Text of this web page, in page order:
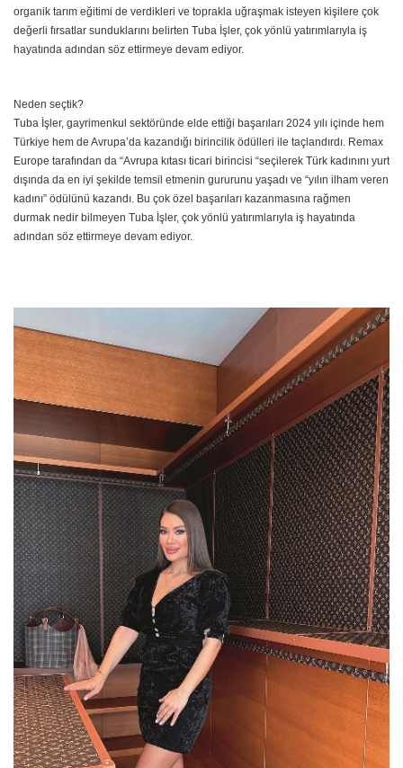
organik tarım eğitimi de verdikleri ve toprakla uğraşmak isteyen kişilere çok
değerli fırsatlar sunduklarını belirten Tuba İşler, çok yönlü yatırımlarıyla iş
hayatında adından söz ettirmeye devam ediyor.
Neden seçtik?
Tuba İşler, gayrimenkul sektöründe elde ettiği başarıları 2024 yılı içinde hem
Türkiye hem de Avrupa’da kazandığı birincilik ödülleri ile taçlandırdı. Remax
Europe tarafından da “Avrupa kıtası ticari birincisi “seçilerek Türk kadınını yurt
dışında da en iyi şekilde temsil etmenin gururunu yaşadı ve “yılın ilham veren
kadını” ödülünü kazandı. Bu çok özel başarıları kazanmasına rağmen
durmak nedir bilmeyen Tuba İşler, çok yönlü yatırımlarıyla iş hayatında
adından söz ettirmeye devam ediyor.